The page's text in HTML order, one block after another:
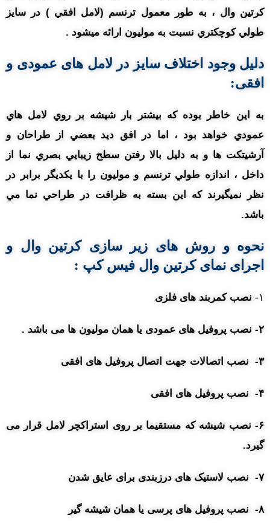
کرتين وال ، به طور معمول ترنسم (لامل افقي ) در سايز
طولي کوچکتري نسبت به موليون ارائه ميشود .
دلیل وجود اختلاف سايز در لامل های عمودی و
افقی:
به اين خاطر بوده که بيشتر بار شيشه بر روي لامل هاي
عمودي خواهد بود ، اما در افق ديد بعضي از طراحان و
آرشيتکت ها و به دليل بالا رفتن سطح زيبايي بصري نما از
داخل ، اندازه طولي ترنسم و موليون را با يکديگر برابر در
نظر نميگيرند که اين بسته به ظرافت در طراحي نما مي
باشد.
نحوه و روش های زیر سازی کرتین وال و
اجرای نمای کرتین وال فیس کپ :
۱- نصب کمربند های فلزی
۲- نصب پروفیل های عمودی یا همان مولیون ها می باشد .
۳- نصب اتصالات جهت اتصال پروفیل های افقی
۴- نصب پروفیل های افقی
۶- نصب شیشه که مستقیما بر روی استراکچر لامل قرار می
گیرد.
۷- نصب لاستیک های درزبندی برای عایق شدن
۸- نصب پروفیل های پرسی یا همان شیشه گیر